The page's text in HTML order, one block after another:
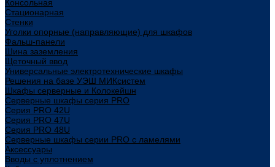
Консольная
Стационарная
Стенки
Уголки опорные (направляющие) для шкафов
Фальш-панели
Шина заземления
Щеточный ввод
Универсальные электротехнические шкафы
Решения на базе УЭШ МИКсистем
Шкафы серверные и Колокейшн
Серверные шкафы серия PRO
Серия PRO 42U
Серия PRO 47U
Серия PRO 48U
Серверные шкафы серии PRO с ламелями
Аксессуары
Вводы с уплотнением